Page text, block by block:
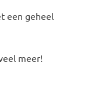
een geheel
meer!